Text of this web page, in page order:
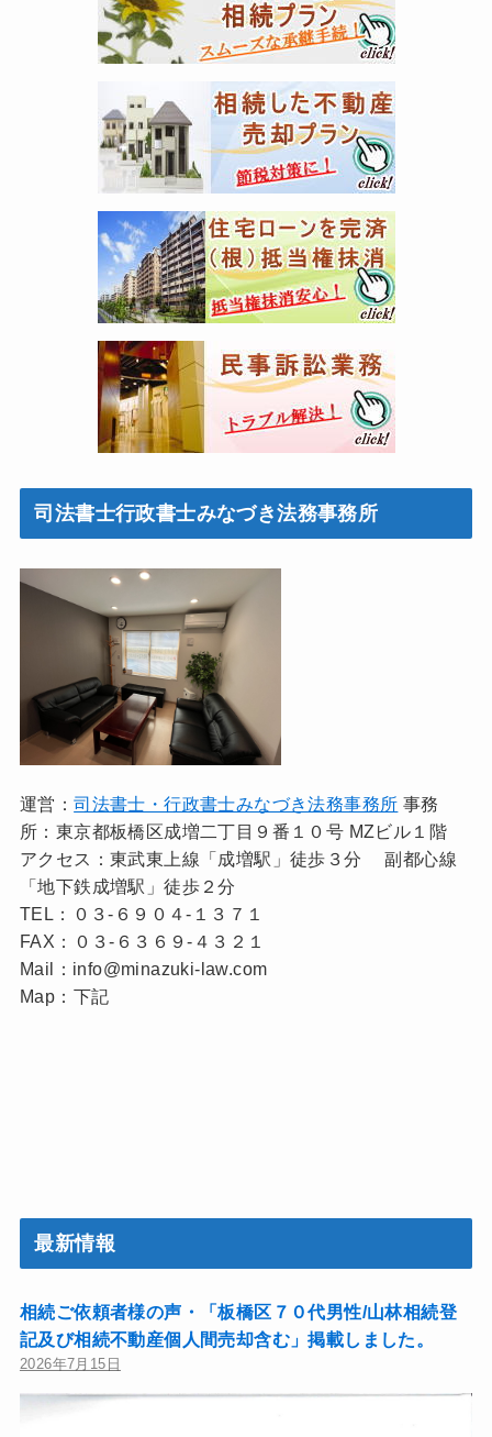
司法書士行政書士みなづき法務事務所
運営：司法書士・行政書士みなづき法務事務所 事務
所：東京都板橋区成増二丁目９番１０号 MZビル１階
アクセス：東武東上線「成増駅」徒歩３分 副都心線
「地下鉄成増駅」徒歩２分
TEL：０３-６９０４-１３７１
FAX：０３-６３６９-４３２１
Mail：info@minazuki-law.com
Map：下記
最新情報
相続ご依頼者様の声・「板橋区７０代男性/山林相続登
記及び相続不動産個人間売却含む」掲載しました。
2026年7月15日